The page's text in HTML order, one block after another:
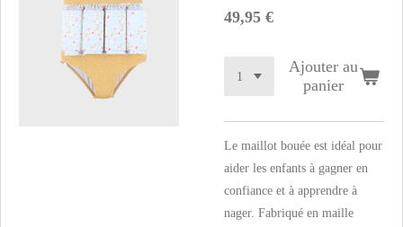
49,95 €
Ajouter au
panier
Le maillot bouée est idéal pour
aider les enfants à gagner en
confiance et à apprendre à
nager. Fabriqué en maille